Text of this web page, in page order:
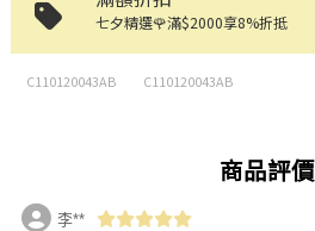
七夕精選🌹滿$2000享8%折抵
C110120043AB C110120043AB
商品評價
李**